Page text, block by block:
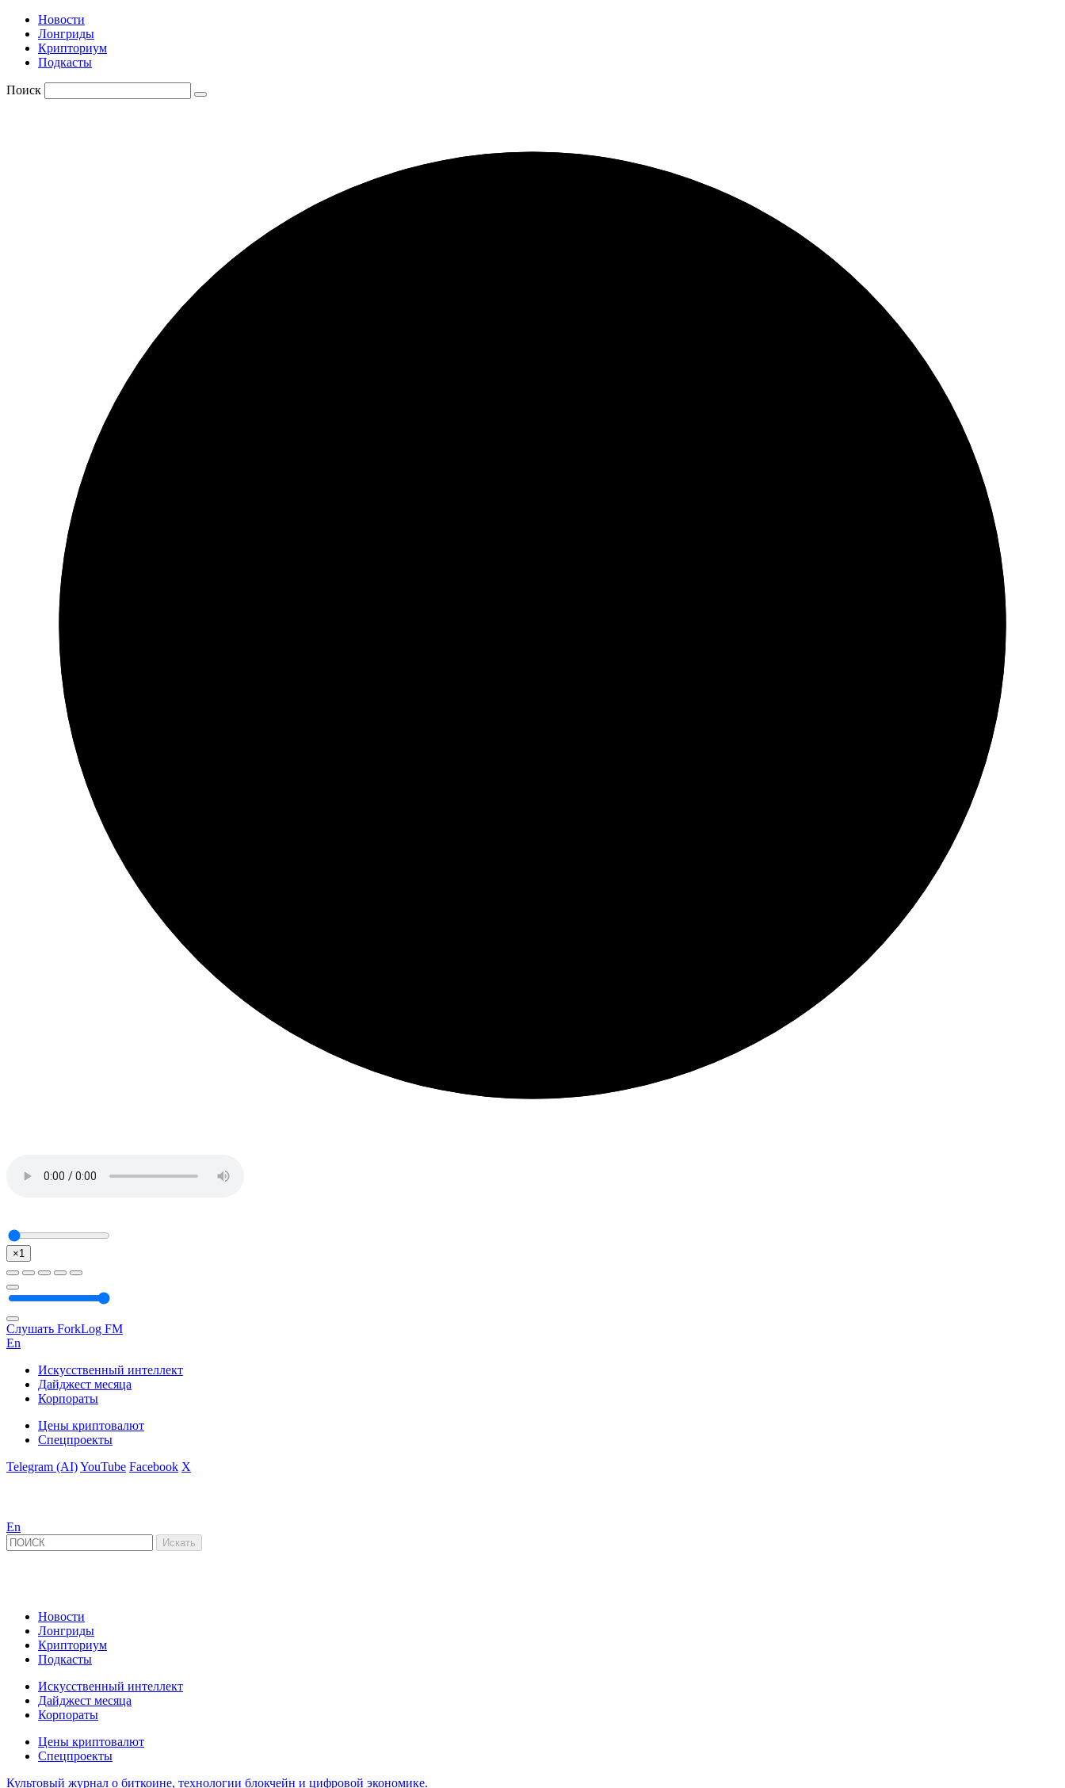
Новости
Лонгриды
Крипториум
Подкасты
Поиск
×1
Слушать ForkLog FM
En
Искусственный интеллект
Дайджест месяца
Корпораты
Цены криптовалют
Спецпроекты
Telegram (AI)YouTube Facebook X
En
Новости
Лонгриды
Крипториум
Подкасты
Искусственный интеллект
Дайджест месяца
Корпораты
Цены криптовалют
Спецпроекты
Культовый журнал о биткоине, технологии блокчейн и цифровой экономике.